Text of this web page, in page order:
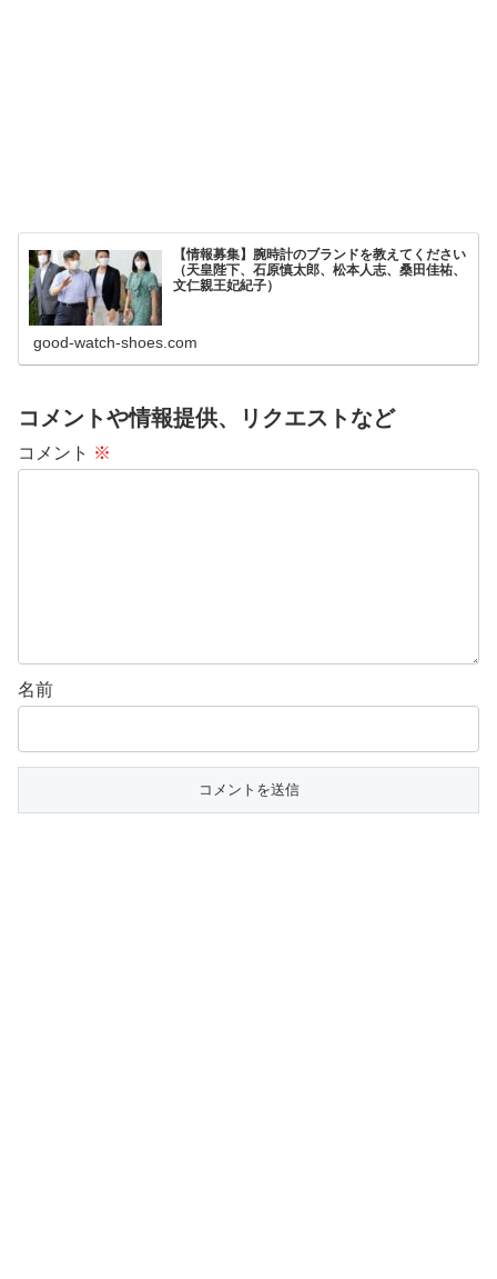
【情報募集】腕時計のブランドを教えてください
（天皇陛下、石原慎太郎、松本人志、桑田佳祐、
文仁親王妃紀子）
good-watch-shoes.com
コメントや情報提供、リクエストなど
コメント ※
名前